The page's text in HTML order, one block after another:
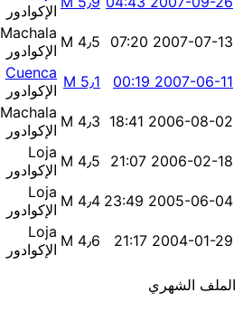
الإكوادور
2007-07-13 07:20 M 4٫5 Machala
الإكوادور
2007-06-11 00:19 M 5٫1 Cuenca
الإكوادور
2006-08-02 18:41 M 4٫3 Machala
الإكوادور
2006-02-18 21:07 M 4٫5 Loja
الإكوادور
2005-06-04 23:49 M 4٫4 Loja
الإكوادور
2004-01-29 21:17 M 4٫6 Loja
الإكوادور
الملف الشهري